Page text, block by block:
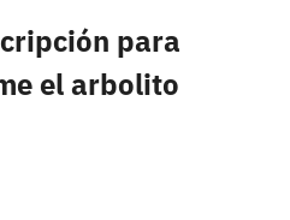
para
el arbolito